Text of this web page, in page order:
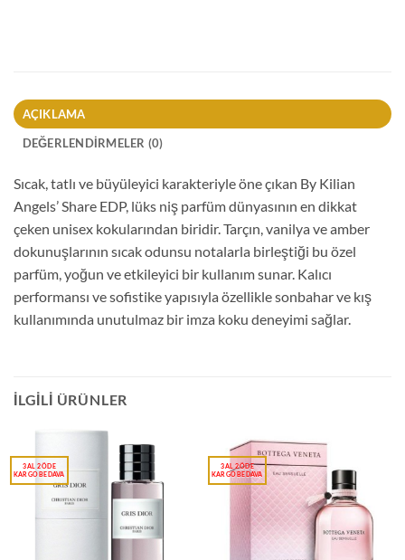
AÇIKLAMA
DEĞERLENDIRMELER (0)
Sıcak, tatlı ve büyüleyici karakteriyle öne çıkan By Kilian
Angels’ Share EDP, lüks niş parfüm dünyasının en dikkat
çeken unisex kokularından biridir. Tarçın, vanilya ve amber
dokunuşlarının sıcak odunsu notalarla birleştiği bu özel
parfüm, yoğun ve etkileyici bir kullanım sunar. Kalıcı
performansı ve sofistike yapısıyla özellikle sonbahar ve kış
kullanımında unutulmaz bir imza koku deneyimi sağlar.
İLGILI ÜRÜNLER